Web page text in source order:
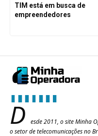
TIM está em busca de
empreendedores
D
esde 2011, o site Minha
o setor de telecomunicações no